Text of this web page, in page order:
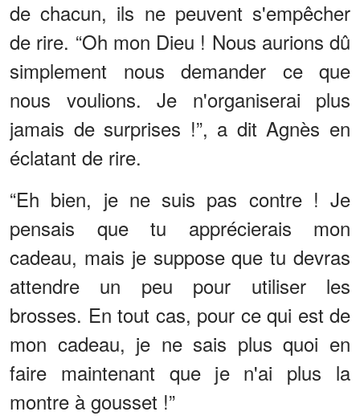
de chacun, ils ne peuvent s'empêcher
de rire. “Oh mon Dieu ! Nous aurions dû
simplement nous demander ce que
nous voulions. Je n'organiserai plus
jamais de surprises !”, a dit Agnès en
éclatant de rire.
“Eh bien, je ne suis pas contre ! Je
pensais que tu apprécierais mon
cadeau, mais je suppose que tu devras
attendre un peu pour utiliser les
brosses. En tout cas, pour ce qui est de
mon cadeau, je ne sais plus quoi en
faire maintenant que je n'ai plus la
montre à gousset !”